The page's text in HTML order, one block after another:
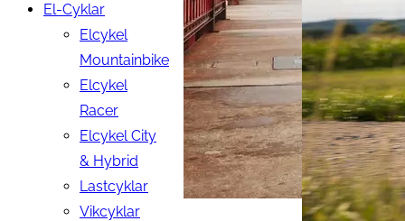
El-Cyklar
Elcykel
Mountainbike
Elcykel
Racer
Elcykel City
& Hybrid
Lastcyklar
Vikcyklar